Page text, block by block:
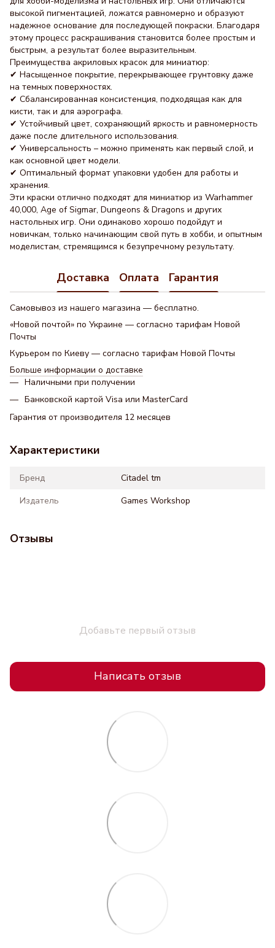
высокой пигментацией, ложатся равномерно и образуют
надежное основание для последующей покраски. Благодаря
этому процесс раскрашивания становится более простым и
быстрым, а результат более выразительным.
Преимущества акриловых красок для миниатюр:
✔ Насыщенное покрытие, перекрывающее грунтовку даже
на темных поверхностях.
✔ Сбалансированная консистенция, подходящая как для
кисти, так и для аэрографа.
✔ Устойчивый цвет, сохраняющий яркость и равномерность
даже после длительного использования.
✔ Универсальность – можно применять как первый слой, и
как основной цвет модели.
✔ Оптимальный формат упаковки удобен для работы и
хранения.
Эти краски отлично подходят для миниатюр из Warhammer
40,000, Age of Sigmar, Dungeons & Dragons и других
настольных игр. Они одинаково хорошо подойдут и
новичкам, только начинающим свой путь в хобби, и опытным
моделистам, стремящимся к безупречному результату.
Доставка Оплата Гарантия
Самовывоз из нашего магазина — бесплатно.
«Новой почтой» по Украине — согласно тарифам Новой
Почты
Курьером по Киеву — согласно тарифам Новой Почты
Больше информации о доставке
Наличными при получении
Банковской картой Visa или MasterCard
Гарантия от производителя 12 месяцев
Характеристики
Бренд
Citadel tm
Издатель
Games Workshop
Отзывы
Добавьте первый отзыв
Написать отзыв